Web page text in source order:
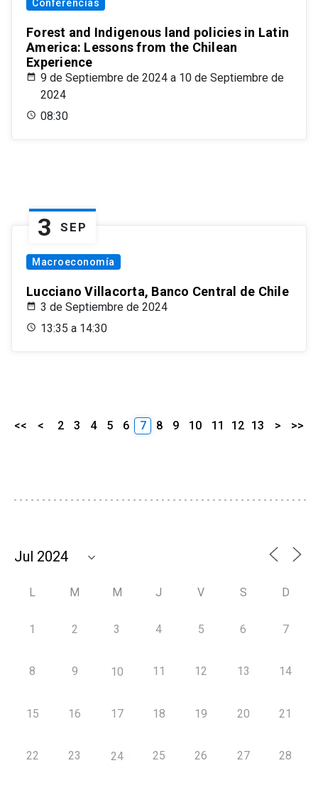
Conferencias
Forest and Indigenous land policies in Latin
America: Lessons from the Chilean
Experience
9 de Septiembre de 2024 a 10 de Septiembre de
2024
08:30
3 SEP
Macroeconomía
Lucciano Villacorta, Banco Central de Chile
3 de Septiembre de 2024
13:35 a 14:30
<< < 2 3 4 5 6 7 8 9 10 11 12 13 > >>
L M M J V S D
1 2 3 4 5 6 7
8 9 10 11 12 13 14
15 16 17 18 19 20 21
22 23 24 25 26 27 28